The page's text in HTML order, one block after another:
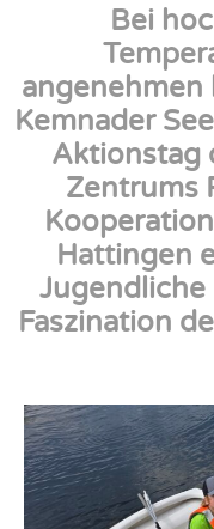
Bei
angenehmen
Kemnader
Aktionstag
Zentrums
Hattingen
Jugendliche
Faszination